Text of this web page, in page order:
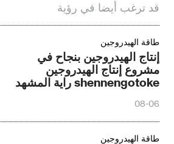
قد ترغب أيضا في رؤية
طاقة الهيدروجين
إنتاج الهيدروجين بنجاح في
مشروع إنتاج الهيدروجين
shennengotoke راية المشهد
08-06
طاقة الهيدروجين